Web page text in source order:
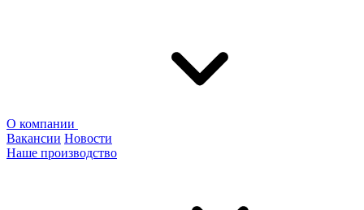
О компании
Вакансии Новости
Наше производство